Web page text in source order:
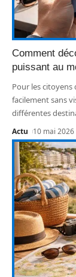
Comment
puissant au
Pour les
facilement sans
différentes
Actu 10 mai 2026